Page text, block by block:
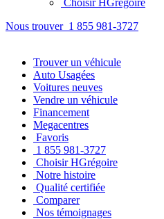
Choisir HGrégoire
Nous trouver 1 855 981-3727
Trouverun véhicule
Auto Usagées
Voitures neuves
Vendre un véhicule
Financement
Megacentres
Favoris
1 855 981-3727
Choisir HGrégoire
Notre histoire
Qualité certifiée
Comparer
Nos témoignages